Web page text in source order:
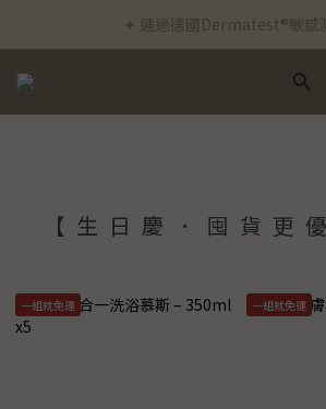
✦ 新客首筆訂單免運費
✦ 通過德國Dermatest®敏感
✦ 新客首筆訂單免運費 ✦
【生日慶．囤貨更
一組就免運 一組就免運